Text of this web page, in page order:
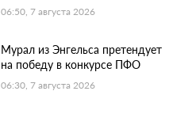
06:50, 7 августа 2026
Мурал из Энгельса претендует
на победу в конкурсе ПФО
06:30, 7 августа 2026